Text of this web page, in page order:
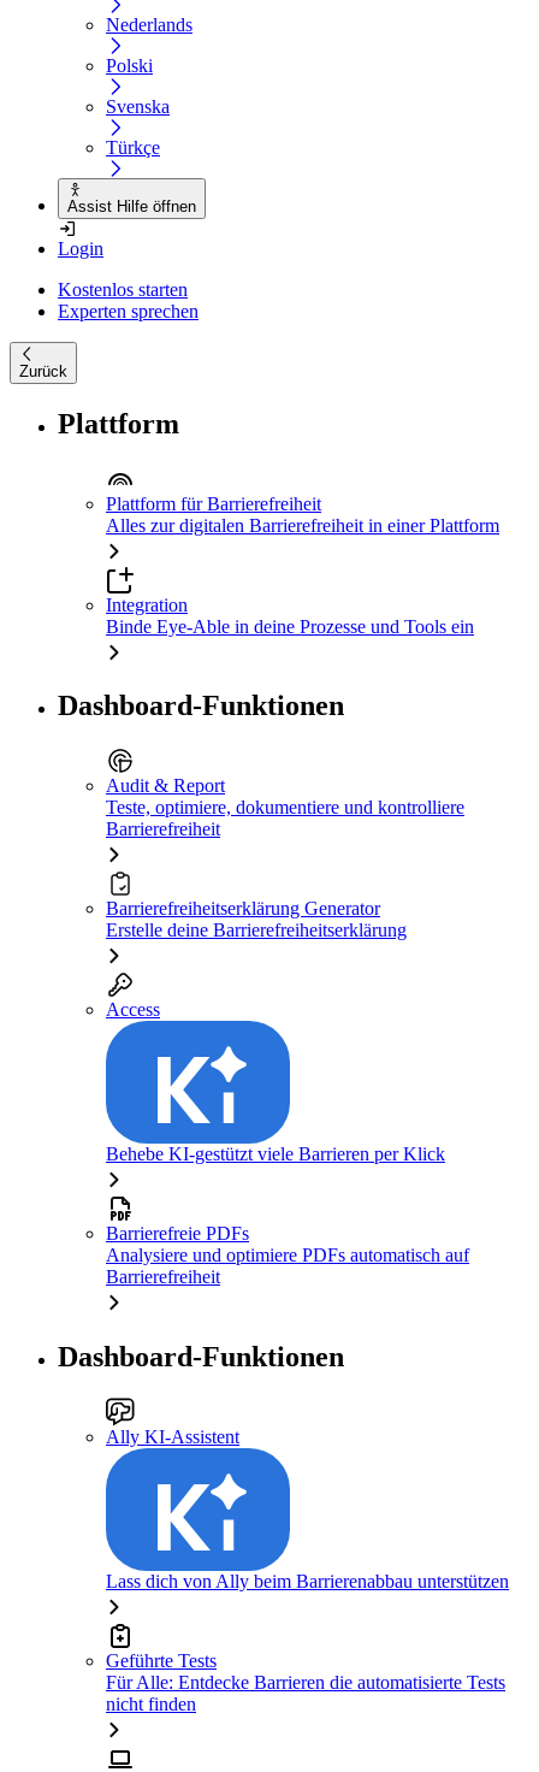
Nederlands
Polski
Svenska
Türkçe
Assist Hilfe öffnen
Login
Kostenlos starten
Experten sprechen
Zurück
Plattform
Plattform für Barrierefreiheit
Alles zur digitalen Barrierefreiheit in einer Plattform
Integration
Binde Eye-Able in deine Prozesse und Tools ein
Dashboard-Funktionen
Audit & Report
Teste, optimiere, dokumentiere und kontrolliere
Barrierefreiheit
Barrierefreiheitserklärung Generator
Erstelle deine Barrierefreiheitserklärung
Access
Behebe KI-gestützt viele Barrieren per Klick
Barrierefreie PDFs
Analysiere und optimiere PDFs automatisch auf
Barrierefreiheit
Dashboard-Funktionen
Ally KI-Assistent
Lass dich von Ally beim Barrierenabbau unterstützen
Geführte Tests
Für Alle: Entdecke Barrieren die automatisierte Tests
nicht finden